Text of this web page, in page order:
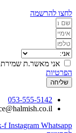
לחצו להרשמה
אני מאשר.ת שמירת
הפרטיות
שליחה
f Instagram Whatsapp